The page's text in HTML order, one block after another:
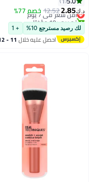
الوجه للأسس السائلة أو الكريمة
د.ك‏2.85
12.52خصم 77% أقل سعر في 7 يوم
تم بيع +10 مؤخرًا
أقل سعر في 7 يوم
لك رصيد مسترجع 10% + 1
احصل عليه خلال 12